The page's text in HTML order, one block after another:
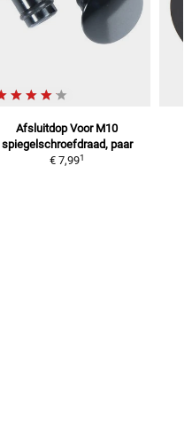
Afsluitdop Voor M10
spiegelschroefdraad, paar
€ 7,991